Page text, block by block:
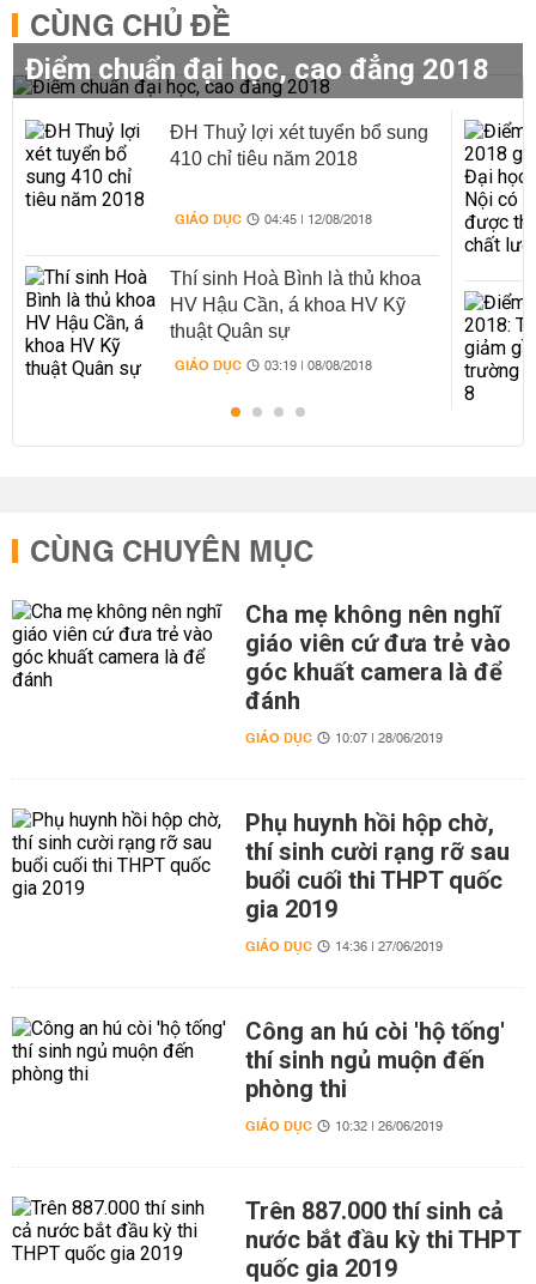
CÙNG CHỦ ĐỀ
Điểm chuẩn đại học, cao đẳng 2018
ĐH Thuỷ lợi xét tuyển bổ sung
410 chỉ tiêu năm 2018
GIÁO DỤC 04:45 | 12/08/2018
Thí sinh Hoà Bình là thủ khoa
HV Hậu Cần, á khoa HV Kỹ
thuật Quân sự
GIÁO DỤC 03:19 | 08/08/2018
CÙNG CHUYÊN MỤC
Cha mẹ không nên nghĩ
giáo viên cứ đưa trẻ vào
góc khuất camera là để
đánh
GIÁO DỤC 10:07 | 28/06/2019
Phụ huynh hồi hộp chờ,
thí sinh cười rạng rỡ sau
buổi cuối thi THPT quốc
gia 2019
GIÁO DỤC 14:36 | 27/06/2019
Công an hú còi 'hộ tống'
thí sinh ngủ muộn đến
phòng thi
GIÁO DỤC 10:32 | 26/06/2019
Trên 887.000 thí sinh cả
nước bắt đầu kỳ thi THPT
quốc gia 2019